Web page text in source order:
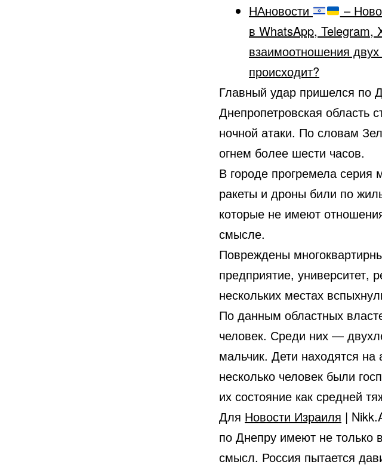
НАновости
–
в WhatsApp,
взаимоотношения
происходит?
Главный удар пришелся по
Днепропетровская область
ночной атаки. По словам
огнем более шести часов.
В городе прогремела
ракеты и дроны били по
которые не имеют
смысле.
Повреждены
предприятие, университет,
нескольких местах
По данным областных
человек. Среди них —
мальчик. Дети находятся
несколько человек были
их состояние как средней
Для Новости Израиля |
по Днепру имеют не только
смысл. Россия пытается